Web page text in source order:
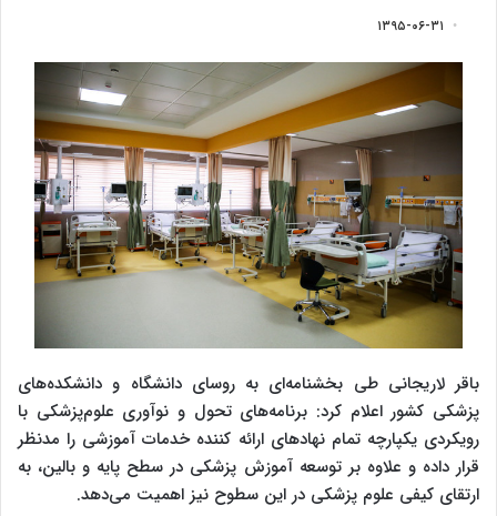
۱۳۹۵-۰۶-۳۱
باقر لاریجانی طی بخشنامه‌ای به روسای دانشگاه‌ و دانشکده‌های
پزشکی کشور اعلام کرد: برنامه‌های تحول و نوآوری علوم‌پزشکی با
رویکردی یکپارچه تمام نهادهای ارائه کننده خدمات آموزشی را مدنظر
قرار داده و علاوه بر توسعه آموزش پزشکی در سطح پایه و بالین، به
ارتقای کیفی علوم پزشکی در این سطوح نیز اهمیت می‌دهد.